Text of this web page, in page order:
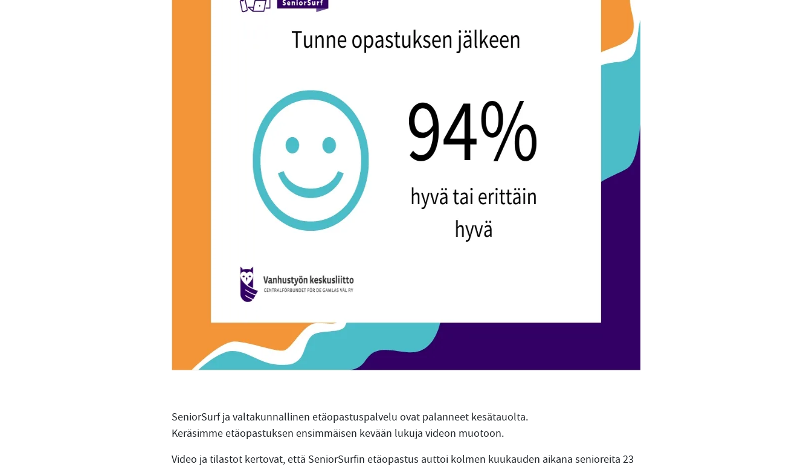
SeniorSurf ja valtakunnallinen etäopastuspalvelu ovat palanneet kesätauolta.
Keräsimme etäopastuksen ensimmäisen kevään lukuja videon muotoon.
Video ja tilastot kertovat, että SeniorSurfin etäopastus auttoi kolmen kuukauden aikana senioreita 23